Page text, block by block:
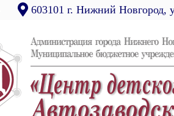
603101 г. Нижний Новгород,